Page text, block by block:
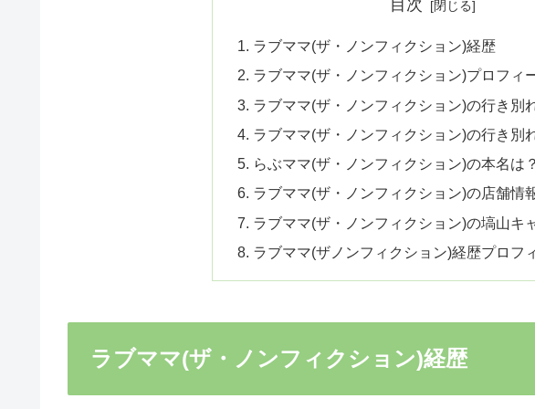
目次
ラブママ(ザ・ノンフィクション)経歴
ラブママ(ザ・ノンフィクション)プロフィ
ラブママ(ザ・ノンフィクション)の行き別
ラブママ(ザ・ノンフィクション)の行き別
らぶママ(ザ・ノンフィクション)の本名は？
ラブママ(ザ・ノンフィクション)の店舗情
ラブママ(ザ・ノンフィクション)の塙山キ
ラブママ(ザノンフィクション)経歴プロフ
ラブママ(ザ・ノンフィクション)経歴